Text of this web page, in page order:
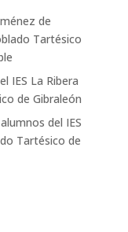
de
Tartésico
IES La Ribera
de Gibraleón
del IES
Tartésico de